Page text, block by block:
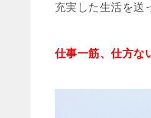
充実した生活を送
仕事一筋、仕方な